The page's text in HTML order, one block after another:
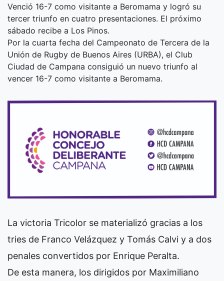
Venció 16-7 como visitante a Beromama y logró su
tercer triunfo en cuatro presentaciones. El próximo
sábado recibe a Los Pinos.
Por la cuarta fecha del Campeonato de Tercera de la
Unión de Rugby de Buenos Aires (URBA), el Club
Ciudad de Campana consiguió un nuevo triunfo al
vencer 16-7 como visitante a Beromama.
La victoria Tricolor se materializó gracias a los
tries de Franco Velázquez y Tomás Calvi y a dos
penales convertidos por Enrique Peralta.
De esta manera, los dirigidos por Maximiliano